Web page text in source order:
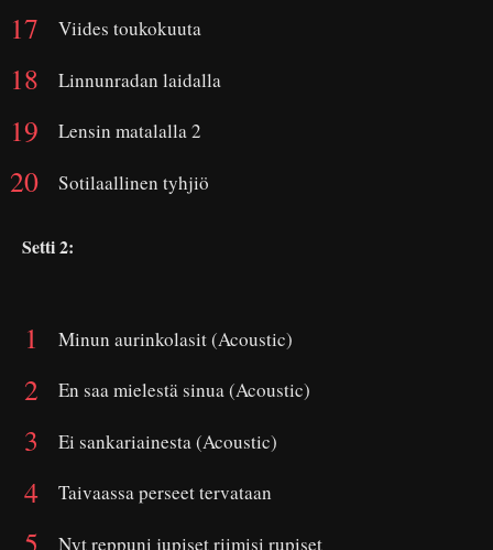
Viides toukokuuta
Linnunradan laidalla
Lensin matalalla 2
Sotilaallinen tyhjiö
Setti 2:
Minun aurinkolasit (Acoustic)
En saa mielestä sinua (Acoustic)
Ei sankariainesta (Acoustic)
Taivaassa perseet tervataan
Nyt reppuni jupiset riimisi rupiset